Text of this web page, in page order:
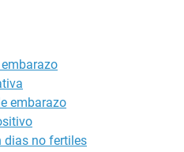
embarazo
dias no fertiles